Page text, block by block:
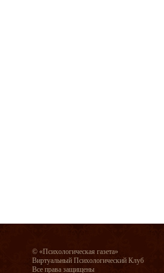
© «Психологическая газета»
Виртуальный Психологический Клуб
Все права защищены